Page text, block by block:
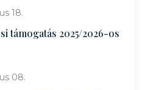
18.
támogatás 2025/2026-os
08.